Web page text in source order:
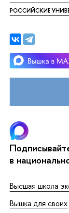
РОССИЙСКИЕ
в
Высшая школа
Вышка для своих